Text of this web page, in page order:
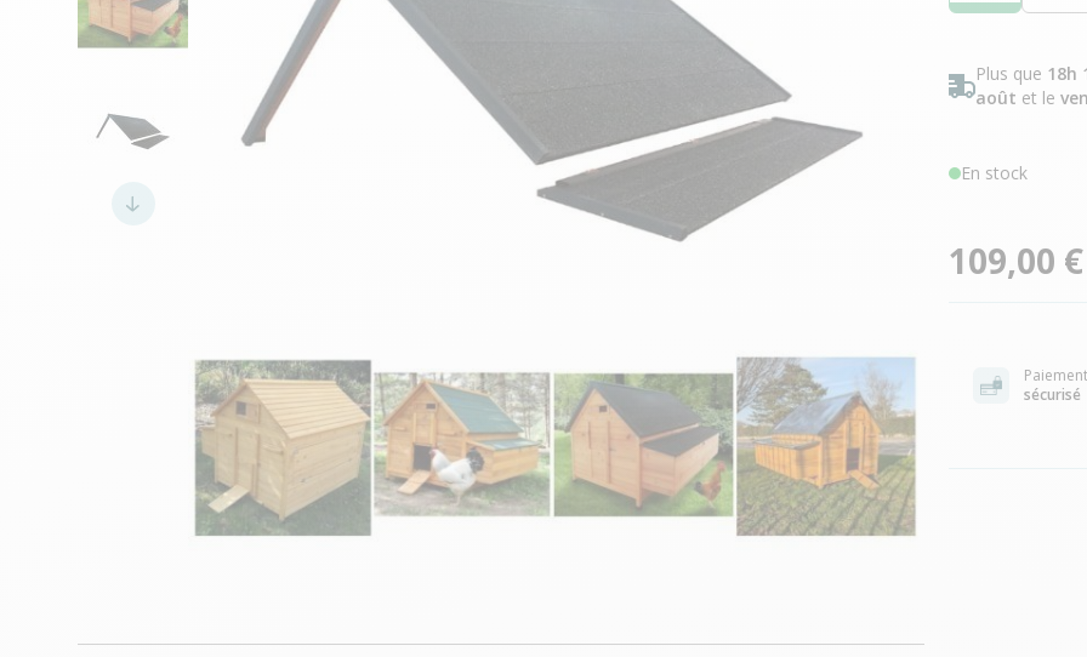
Plus que 18h
août et le
En stock
109,00 €
Paiement
sécurisé